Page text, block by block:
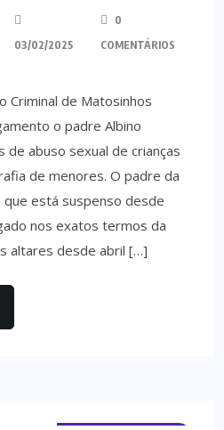
03/02/2025
0
COMENTÁRIOS
Criminal de Matosinhos
o padre Albino
abuso sexual de crianças
de menores. O padre da
está suspenso desde
nos exatos termos da
altares desde abril […]